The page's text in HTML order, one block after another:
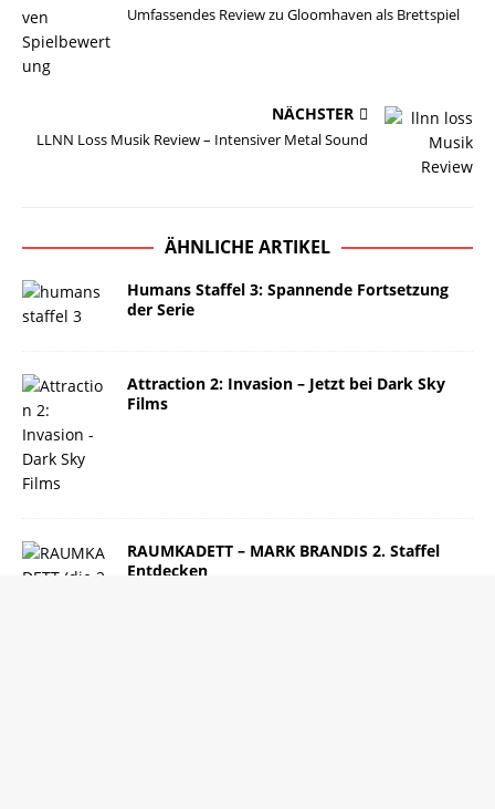
Umfassendes Review zu Gloomhaven als Brettspiel
NÄCHSTER
LLNN Loss Musik Review – Intensiver Metal Sound
ÄHNLICHE ARTIKEL
Humans Staffel 3: Spannende Fortsetzung
der Serie
Attraction 2: Invasion – Jetzt bei Dark Sky
Films
RAUMKADETT – MARK BRANDIS 2. Staffel
Entdecken